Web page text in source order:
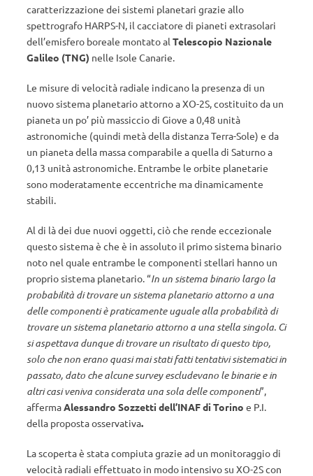
caratterizzazione dei sistemi planetari grazie allo
spettrografo HARPS-N, il cacciatore di pianeti extrasolari
dell’emisfero boreale montato al Telescopio Nazionale
Galileo (TNG) nelle Isole Canarie.
Le misure di velocità radiale indicano la presenza di un
nuovo sistema planetario attorno a XO-2S, costituito da un
pianeta un po’ più massiccio di Giove a 0,48 unità
astronomiche (quindi metà della distanza Terra-Sole) e da
un pianeta della massa comparabile a quella di Saturno a
0,13 unità astronomiche. Entrambe le orbite planetarie
sono moderatamente eccentriche ma dinamicamente
stabili.
Al di là dei due nuovi oggetti, ciò che rende eccezionale
questo sistema è che è in assoluto il primo sistema binario
noto nel quale entrambe le componenti stellari hanno un
proprio sistema planetario. “In un sistema binario largo la
probabilità di trovare un sistema planetario attorno a una
delle componenti è praticamente uguale alla probabilità di
trovare un sistema planetario attorno a una stella singola. Ci
si aspettava dunque di trovare un risultato di questo tipo,
solo che non erano quasi mai stati fatti tentativi sistematici in
passato, dato che alcune survey escludevano le binarie e in
altri casi veniva considerata una sola delle componenti”,
affermaAlessandro Sozzetti dell’INAF di Torino e P.I.
della proposta osservativa.
La scoperta è stata compiuta grazie ad un monitoraggio di
velocità radiali effettuato in modo intensivo su XO-2S con